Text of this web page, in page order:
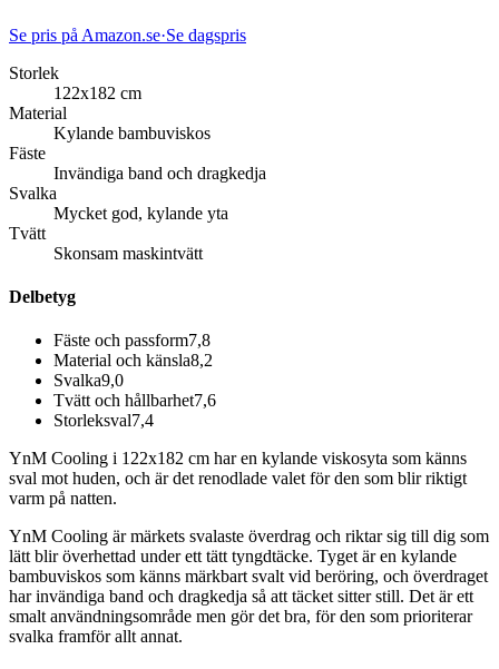
Se pris på Amazon.se·Se dagspris
Storlek
122x182 cm
Material
Kylande bambuviskos
Fäste
Invändiga band och dragkedja
Svalka
Mycket god, kylande yta
Tvätt
Skonsam maskintvätt
Delbetyg
Fäste och passform7,8
Material och känsla8,2
Svalka9,0
Tvätt och hållbarhet7,6
Storleksval7,4
YnM Cooling i 122x182 cm har en kylande viskosyta som känns
sval mot huden, och är det renodlade valet för den som blir riktigt
varm på natten.
YnM Cooling är märkets svalaste överdrag och riktar sig till dig som
lätt blir överhettad under ett tätt tyngdtäcke. Tyget är en kylande
bambuviskos som känns märkbart svalt vid beröring, och överdraget
har invändiga band och dragkedja så att täcket sitter still. Det är ett
smalt användningsområde men gör det bra, för den som prioriterar
svalka framför allt annat.